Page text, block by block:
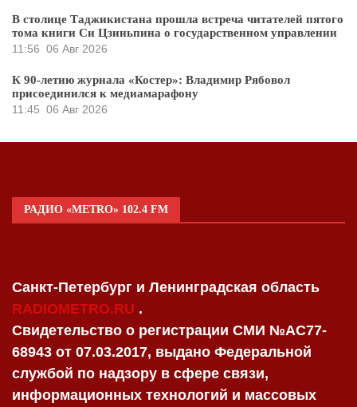
В столице Таджикистана прошла встреча читателей пятого
тома книги Си Цзиньпина о государственном управлении
11:56 06 Авг 2026
К 90-летию журнала «Костер»: Владимир Рябовол
присоединился к медиамарафону
11:45 06 Авг 2026
РАДИО «METRO» 102.4 FM
Санкт-Петербург и Ленинградская область
RADIOMETRO.RU .
Свидетельство о регистрации СМИ №AC77-
68943 от 07.03.2017, выдано Федеральной
службой по надзору в сфере связи,
информационных технологий и массовых